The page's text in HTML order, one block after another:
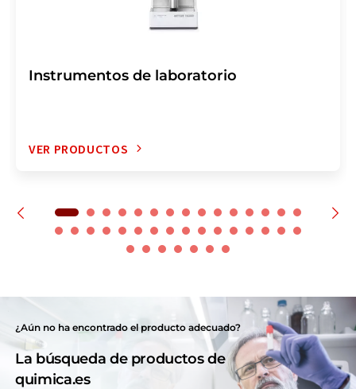
Instrumentos de laboratorio
VER PRODUCTOS
¿Aún no ha encontrado el producto adecuado?
La búsqueda de productos de
quimica.es